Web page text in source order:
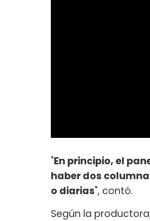
"En principio, el
haber dos
o diarias", contó.
Según la